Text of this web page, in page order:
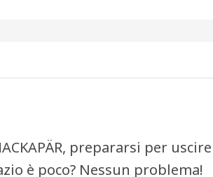
prepararsi per uscire
è poco? Nessun problema!